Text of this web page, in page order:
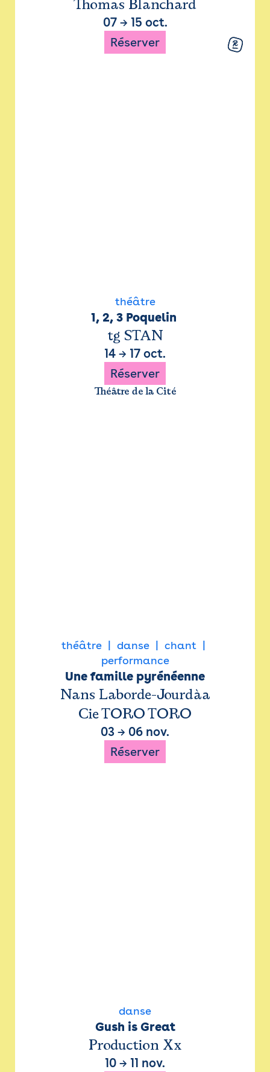
Thomas Blanchard
07→ 15 oct.
Réserver
théâtre
1, 2, 3 Poquelin
tg STAN
14 → 17 oct.
Réserver
Théâtre de la Cité
théâtre danse
chant
performance
Une famille pyrénéenne
Nans Laborde-Jourdàa
Cie TORO TORO
03 → 06 nov.
Réserver
danse
Gush is Great
Production Xx
10 → 11 nov.